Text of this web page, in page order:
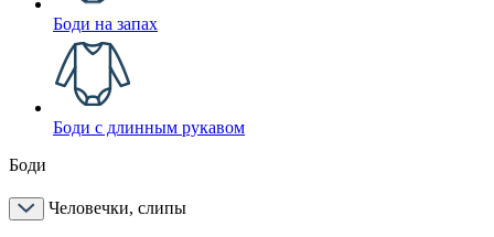
Боди на запах
Боди с длинным рукавом
Боди
Человечки, слипы